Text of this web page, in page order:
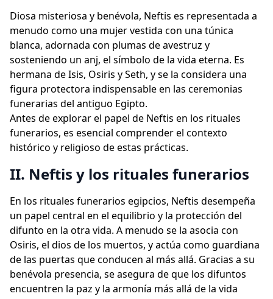
Diosa misteriosa y benévola, Neftis es representada a
menudo como una mujer vestida con una túnica
blanca, adornada con plumas de avestruz y
sosteniendo un anj, el símbolo de la vida eterna. Es
hermana de Isis, Osiris y Seth, y se la considera una
figura protectora indispensable en las ceremonias
funerarias del antiguo Egipto.
Antes de explorar el papel de Neftis en los rituales
funerarios, es esencial comprender el contexto
histórico y religioso de estas prácticas.
II. Neftis y los rituales funerarios
En los rituales funerarios egipcios, Neftis desempeña
un papel central en el equilibrio y la protección del
difunto en la otra vida. A menudo se la asocia con
Osiris, el dios de los muertos, y actúa como guardiana
de las puertas que conducen al más allá. Gracias a su
benévola presencia, se asegura de que los difuntos
encuentren la paz y la armonía más allá de la vida